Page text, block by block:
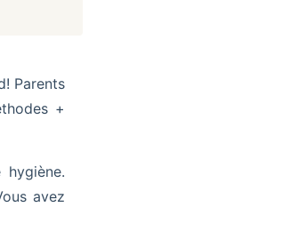
Parents
+
avez